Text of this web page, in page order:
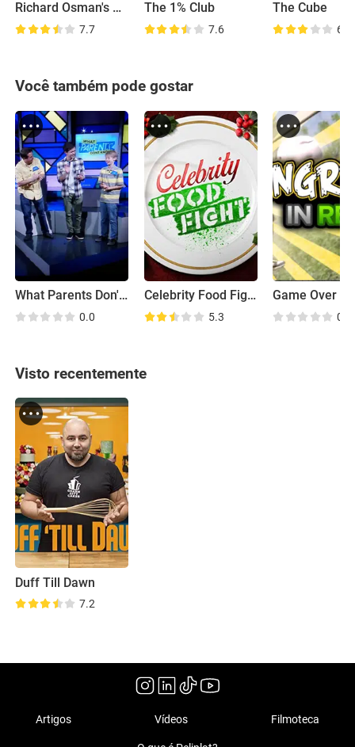
Richard Osman's House of Games
7.7
The 1% Club
7.6
The Cube
6.5
Você também pode gostar
What Parents Don't Know
0.0
Celebrity Food Fight
5.3
Game Over
0.0
Visto recentemente
Duff Till Dawn
7.2
Artigos Vídeos Filmoteca